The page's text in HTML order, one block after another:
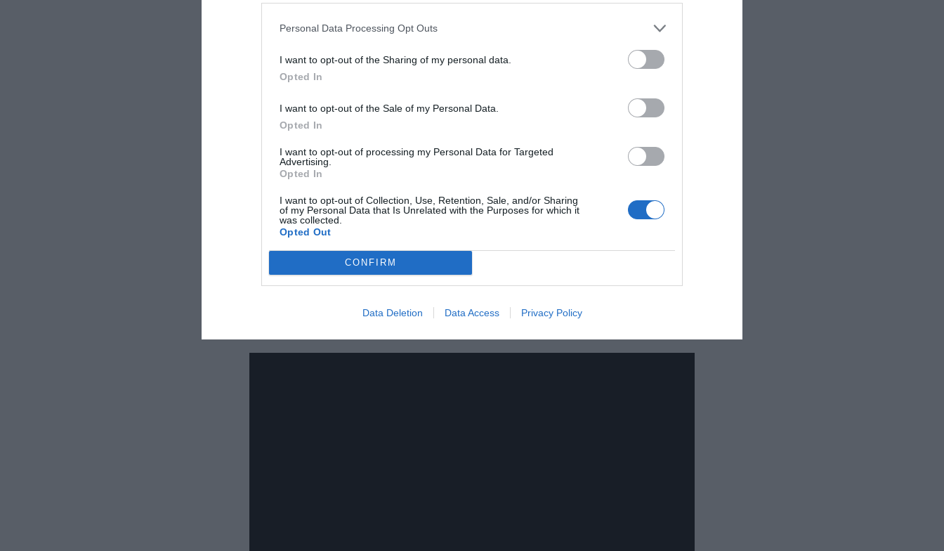
Personal Data Processing Opt Outs
I want to opt-out of the Sharing of my personal data.
Opted In
I want to opt-out of the Sale of my Personal Data.
Opted In
I want to opt-out of processing my Personal Data for Targeted
Advertising.
Opted In
I want to opt-out of Collection, Use, Retention, Sale, and/or Sharing
of my Personal Data that Is Unrelated with the Purposes for which it
was collected.
Opted Out
CONFIRM
Data Deletion Data Access Privacy Policy